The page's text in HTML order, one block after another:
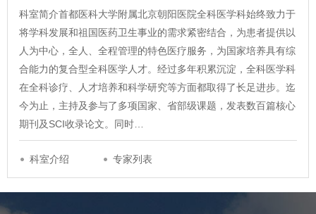
科室简介首都医科大学附属北京朝阳医院全科医学科始终致力于
将学科发展和祖国医药卫生事业的需求紧密结合，为患者提供以
人为中心，全人、全程管理的特色医疗服务，为国家培养具有综
合能力的复合型全科医学人才。经过多年积累沉淀，全科医学科
在全科诊疗、人才培养和科学研究等方面都取得了长足进步。迄
今为止，主持及参与了多项国家、省部级课题，发表数百篇核心
期刊及SCI收录论文。同时…
科室介绍 专家列表